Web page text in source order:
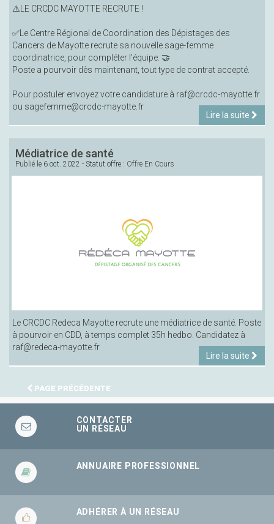
⚠️LE CRCDC MAYOTTE RECRUTE !
✅Le Centre Régional de Coordination des Dépistages des
Cancers de Mayotte recrute sa nouvelle sage-femme
coordinatrice, pour compléter l'équipe. 🤝
Poste a pourvoir dès maintenant, tout type de contrat accepté.
Pour postuler envoyez votre candidature à raf@crcdc-mayotte.fr
ou sagefemme@crcdc-mayotte.fr
Lire la suite
Médiatrice de santé
Publié le 6 oct. 2022 - Statut offre : Offre En Cours
Le CRCDC Redeca Mayotte recrute une médiatrice de santé. Poste
à pourvoir en CDD, à temps complet 35h hedbo. Candidatez à
raf@redeca-mayotte.fr
Lire la suite
PAGE PRÉCÉDENTE
CONTACTER
UN RÉSEAU
ANNUAIRE PROFESSIONNEL
ADHÉRER À UN RÉSEAU